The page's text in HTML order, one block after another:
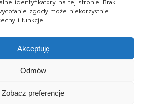
identyfikatory na tej stronie. Brak
zgody może niekorzystnie
i funkcje.
Akceptuję
Odmów
Zobacz preferencje